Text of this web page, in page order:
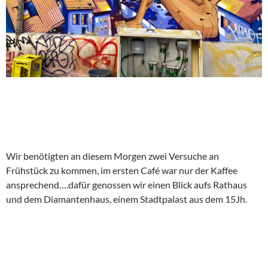
Wir benötigten an diesem Morgen zwei Versuche an
Frühstück zu kommen, im ersten Café war nur der Kaffee
ansprechend….dafür genossen wir einen Blick aufs Rathaus
und dem Diamantenhaus, einem Stadtpalast aus dem 15Jh.